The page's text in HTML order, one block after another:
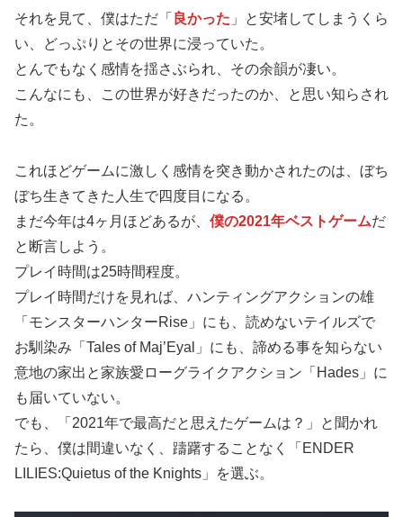
それを見て、僕はただ「 良かった 」と安堵してしまうくら
い、どっぷりとその世界に浸っていた。
とんでもなく感情を揺さぶられ、その余韻が凄い。
こんなにも、この世界が好きだったのか、と思い知らされ
た。
これほどゲームに激しく感情を突き動かされたのは、ぼち
ぼち生きてきた人生で四度目になる。
まだ今年は4ヶ月ほどあるが、 僕の2021年ベストゲームだ
と断言しよう。
プレイ時間は25時間程度。
プレイ時間だけを見れば、ハンティングアクションの雄
「モンスターハンターRise」にも、読めないテイルズで
お馴染み「Tales of Maj’Eyal」にも、諦める事を知らない
意地の家出と家族愛ローグライクアクション「Hades」に
も届いていない。
でも、「2021年で最高だと思えたゲームは？」と聞かれ
たら、僕は間違いなく、躊躇することなく「ENDER
LILIES:Quietus of the Knights」を選ぶ。